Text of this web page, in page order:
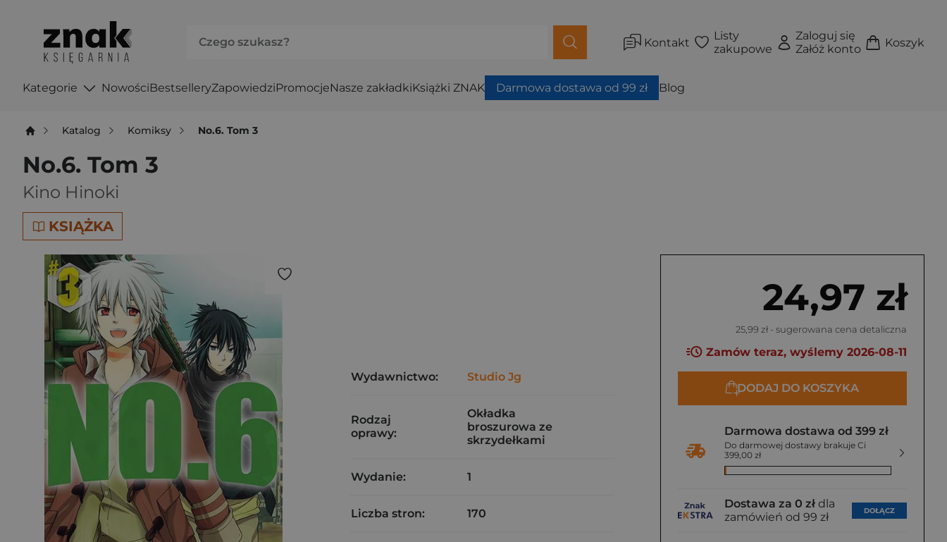
Kontakt
Listy
zakupowe
Zaloguj się
Załóż konto
Koszyk
Kategorie NowościBestselleryZapowiedziPromocjeNasze zakładkiKsiążki ZNAK Darmowa dostawa od 99 zł Blog
Katalog Komiksy No.6. Tom 3
No.6. Tom 3
Kino Hinoki
KSIĄŻKA
24,97 zł
25,99 zł - sugerowana cena detaliczna
Zamów teraz, wyślemy 2026-08-11
DODAJ DO KOSZYKA
Darmowa dostawa od 399 zł
Do darmowej dostawy brakuje Ci
399,00 zł
Dostawa za 0 zł dla
zamówień od 99 zł
DOŁĄCZ
Wydawnictwo: Studio Jg
Rodzaj
oprawy:
Okładka
broszurowa ze
skrzydełkami
Wydanie: 1
Liczba stron: 170